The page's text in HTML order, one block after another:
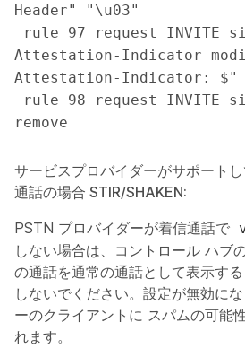
Header" "\u03"
Attestation-Indicator
Attestation-Indicator: $"
remove
サービスプロバイダーがサポート
通話の場合 STIR/SHAKEN:
PSTN プロバイダーが着信通話で
しない場合は、コントロール ハブ
の通話を通常の通話として表示する
しないでください。設定が無効に
ーのクライアントに スパムの可能
れます。